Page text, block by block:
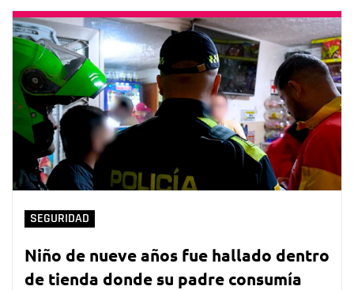
SEGURIDAD
Niño de nueve años fue hallado dentro
de tienda donde su padre consumía